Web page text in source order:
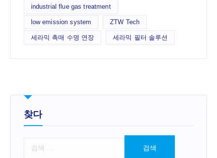
industrial flue gas treatment
low emission system ZTW Tech
세라믹 촉매 수명 연장 세라믹 필터 솔루션
찾다